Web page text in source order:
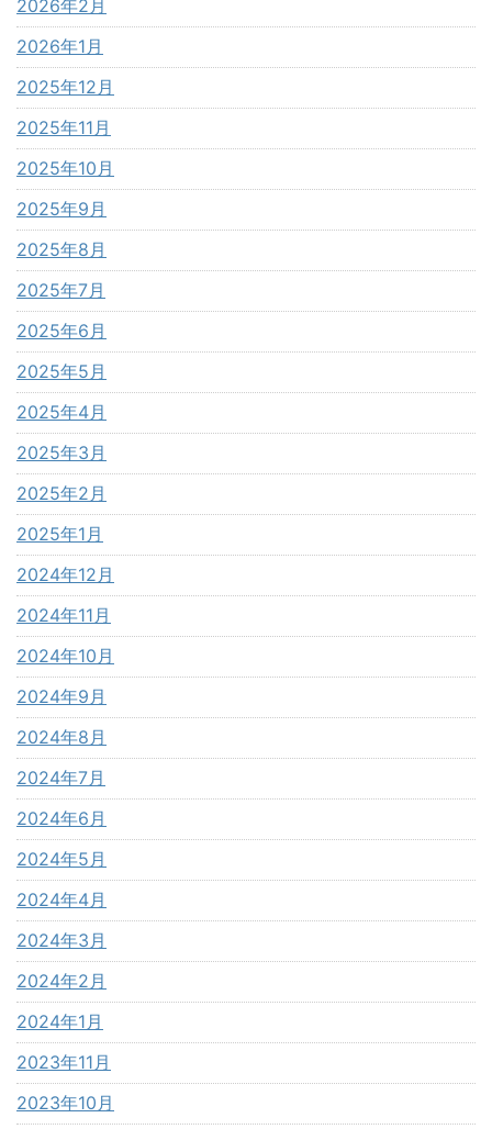
2026年2月
2026年1月
2025年12月
2025年11月
2025年10月
2025年9月
2025年8月
2025年7月
2025年6月
2025年5月
2025年4月
2025年3月
2025年2月
2025年1月
2024年12月
2024年11月
2024年10月
2024年9月
2024年8月
2024年7月
2024年6月
2024年5月
2024年4月
2024年3月
2024年2月
2024年1月
2023年11月
2023年10月